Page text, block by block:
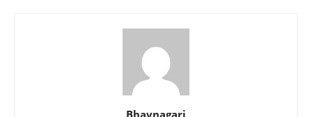
Bhavnagari